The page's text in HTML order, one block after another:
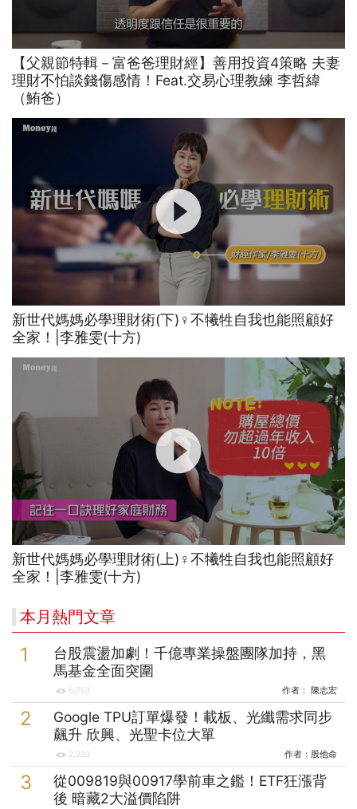
【父親節特輯－富爸爸理財經】善用投資4策略 夫妻
理財不怕談錢傷感情！Feat.交易心理教練 李哲緯
（鮪爸）
新世代媽媽必學理財術(下)‍♀️不犧牲自我也能照顧好
全家！|李雅雯(十方)
新世代媽媽必學理財術(上)‍♀️不犧牲自我也能照顧好
全家！|李雅雯(十方)
本月熱門文章
台股震盪加劇！千億專業操盤團隊加持，黑
馬基金全面突圍
6,753 作者： 陳志宏
Google TPU訂單爆發！載板、光纖需求同步
飆升 欣興、光聖卡位大單
2,233 作者： 股他命
從009819與00917學前車之鑑！ETF狂漲背
後 暗藏2大溢價陷阱